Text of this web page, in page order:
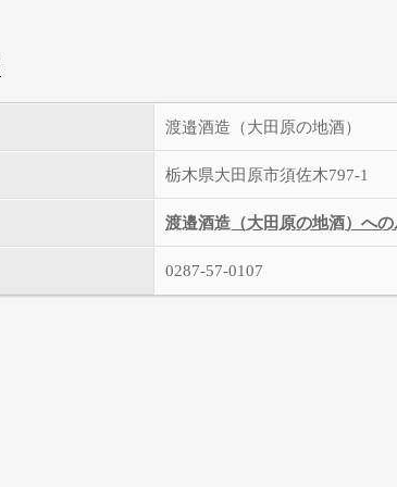
渡邉酒造（大田原の地酒）
栃木県大田原市須佐木797-1
渡邉酒造（大田原の地酒）へ
0287-57-0107